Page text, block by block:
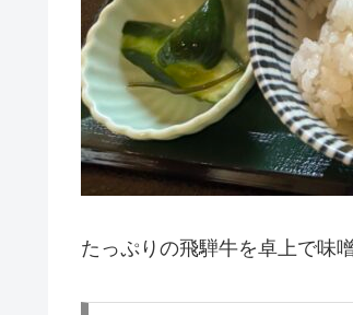
たっぷりの飛騨牛を卓上で味